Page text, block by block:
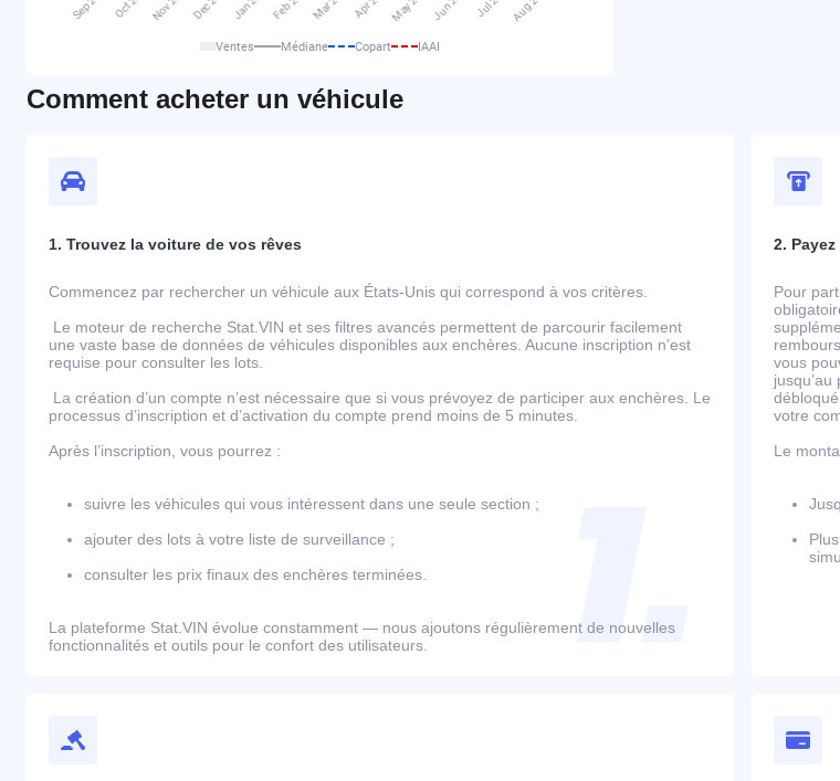
Ventes Médiane Copart IAAI
Comment acheter un véhicule
1. Trouvez la voiture de vos rêves
Commencez par rechercher un véhicule aux États-Unis qui correspond à vos critères.
Le moteur de recherche Stat.VIN et ses filtres avancés permettent de parcourir facilement
une vaste base de données de véhicules disponibles aux enchères. Aucune inscription n’est
requise pour consulter les lots.
La création d’un compte n’est nécessaire que si vous prévoyez de participer aux enchères. Le
processus d’inscription et d’activation du compte prend moins de 5 minutes.
Après l’inscription, vous pourrez :
suivre les véhicules qui vous intéressent dans une seule section ;
ajouter des lots à votre liste de surveillance ;
consulter les prix finaux des enchères terminées.
La plateforme Stat.VIN évolue constamment — nous ajoutons régulièrement de nouvelles
fonctionnalités et outils pour le confort des utilisateurs.
2.
Pour
vous
votre
Le